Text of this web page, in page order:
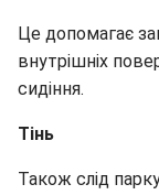
Це допомагає
внутрішніх
сидіння.
Тінь
Також слід